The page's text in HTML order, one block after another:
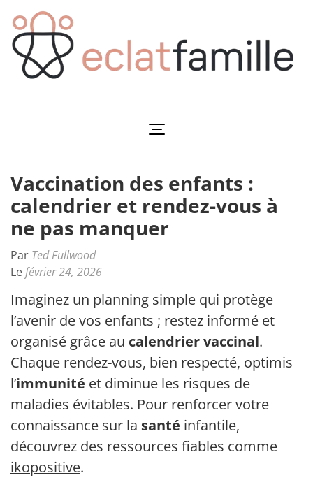
au
contenu
(Pressez
Vaccination des enfants :
calendrier et rendez-vous à
ne pas manquer
Par Ted Fullwood
Le février 24, 2026
Imaginez un planning simple qui protège
l’avenir de vos enfants ; restez informé et
organisé grâce au calendrier vaccinal.
Chaque rendez-vous, bien respecté, optimise
l’immunité et diminue les risques de
maladies évitables. Pour renforcer votre
connaissance sur la santé infantile,
découvrez des ressources fiables comme
ikopositive.